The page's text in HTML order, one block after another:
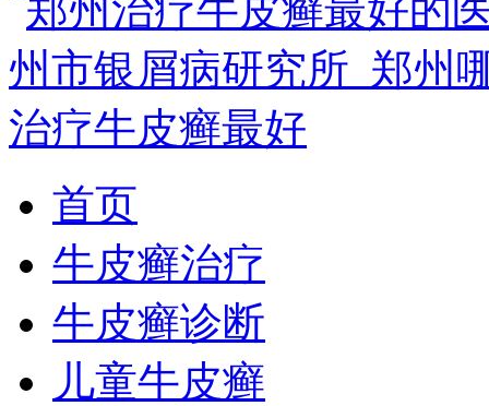
首页
牛皮癣治疗
牛皮癣诊断
儿童牛皮癣